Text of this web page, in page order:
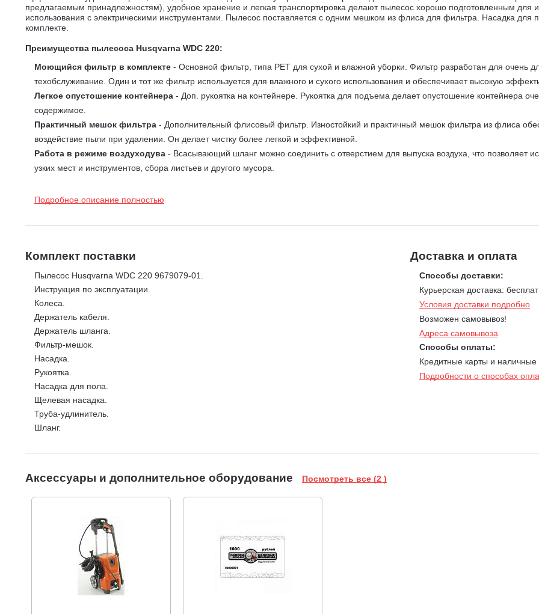
предлагаемым принадлежностям), удобное хранение и легкая транспортировка делают пылесос хорошо подготовленным для
использования с электрическими инструментами. Пылесос поставляется с одним мешком из флиса для фильтра. Насадка
комплекте.
Преимущества пылесоса Husqvarna WDC 220:
Моющийся фильтр в комплекте - Основной фильтр, типа PET для сухой и влажной уборки. Фильтр разработан для очень
техобслуживание. Один и тот же фильтр используется для влажного и сухого использования и обеспечивает высокую
Легкое опустошение контейнера - Доп. рукоятка на контейнере. Рукоятка для подъема делает опустошение контейнера
содержимое.
Практичный мешок фильтра - Дополнительный флисовый фильтр. Изностойкий и практичный мешок фильтра из флиса
воздействие пыли при удалении. Он делает чистку более легкой и эффективной.
Работа в режиме воздуходува - Всасывающий шланг можно соединить с отверстием для выпуска воздуха, что позволяет
узких мест и инструментов, сбора листьев и другого мусора.
необходимое пространство для хранения и опасность что-то потерять.
градусов, обеспечивают превосходную маневренность даже труднодоступных местах.
эффективно, очищая фильтр простым нажатием кнопки. Закрыв входное отверстие насадки для создания разрежения в
Алюминиевые трубы
В число принадлежностей для пылесосов моделей 220 и 325 входят долговечный всасывающий шланг и рукоятка с
насадка для влажных и сухих полов, универсальная 115-мм насадка для обивки и 300-мм щелевая насадка.
Максимальное разряжение - 210 мбар
Длина шланга - 2,5 м.
Диаметр шланга - 32 мм.
Длина электрического кабеля - 5 м.
Площадь фильтрации фильтра- - 0,003 м2.
Звуковое давление на ухо оператора - 72 дБ.
Подробное описание полностью
Комплект поставки
Пылесос Husqvarna WDC 220 9679079-01.
Инструкция по эксплуатации.
Колеса.
Держатель кабеля.
Держатель шланга.
Фильтр-мешок.
Насадка.
Рукоятка.
Насадка для пола.
Щелевая насадка.
Труба-удлинитель.
Шланг.
Доставка и оплата
Способы доставки:
Курьерская доставка:
Условия доставки подробно
Возможен самовывоз!
Адреса самовывоза
Способы оплаты:
Кредитные карты и наличные
Подробности о способах
Аксессуары и дополнительное оборудование Посмотреть все (2 )